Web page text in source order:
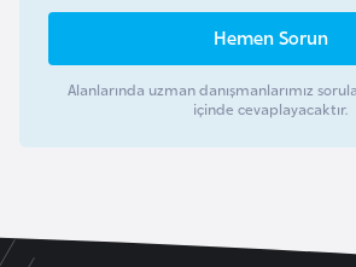
Hemen Sorun
Alanlarında uzman danışmanlarımız
içinde cevaplayacaktır.
h
y